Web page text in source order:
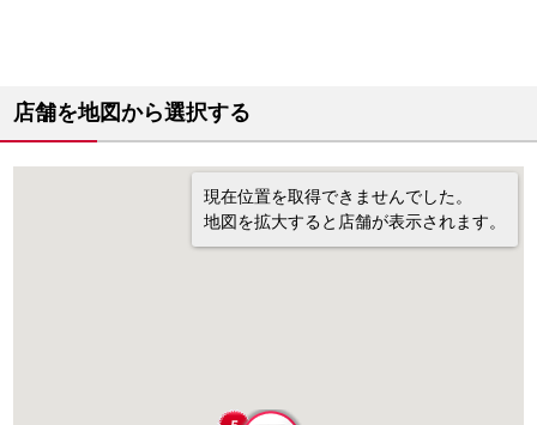
店舗を地図から選択する
現在位置を取得できませんでした。
地図を拡大すると店舗が表示されます。